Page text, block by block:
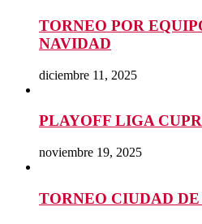
TORNEO POR
NAVIDAD
diciembre 11, 2025
PLAYOFF LIGA
noviembre 19, 2025
TORNEO CIUDAD DE